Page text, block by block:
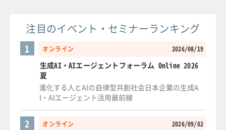
注目のイベント・セミナーランキング
オンライン 2026/08/19
1
生成AI・AIエージェントフォーラム Online 2026
夏
進化する人とAIの自律型共創社会日本企業の生成A
I・AIエージェント活用最前線
オンライン 2026/09/02
2